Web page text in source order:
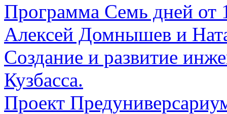
Программа Семь дней от
Алексей Домнышев и
Создание и развитие
Кузбасса.
Проект